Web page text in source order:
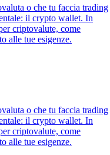
o che tu faccia trading
il crypto wallet. In
criptovalute, come
alle tue esigenze.
o che tu faccia trading
il crypto wallet. In
criptovalute, come
alle tue esigenze.